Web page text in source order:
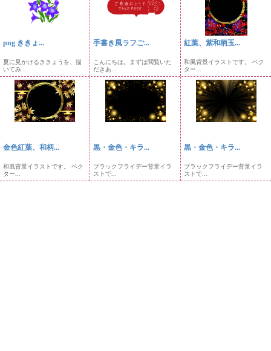
png ききょ...
夏に見かけるききょうを、描
いてみ...
手書き風ラフご...
こんにちは。まずは閲覧いた
だきあ...
紅葉、紫和柄玉...
和風背景イラストです。 ベク
ター...
金色紅葉、和柄...
和風背景イラストです。 ベク
ター...
黒・金色・キラ...
ブラックフライデー背景イラ
ストで...
黒・金色・キラ...
ブラックフライデー背景イラ
ストで...